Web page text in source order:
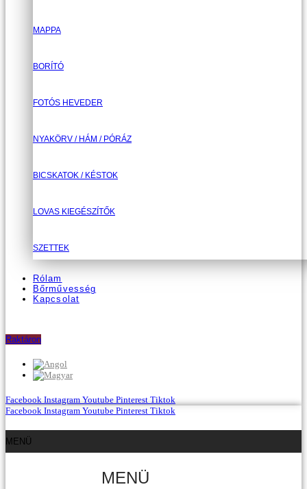
MAPPA
BORÍTÓ
FOTÓS HEVEDER
NYAKÖRV / HÁM / PÓRÁZ
BICSKATOK / KÉSTOK
LOVAS KIEGÉSZÍTŐK
SZETTEK
Rólam
Bőrművesség
Kapcsolat
Raktáron
Facebook Instagram Youtube Pinterest Tiktok
Facebook Instagram Youtube Pinterest Tiktok
MENÜ
MENÜ